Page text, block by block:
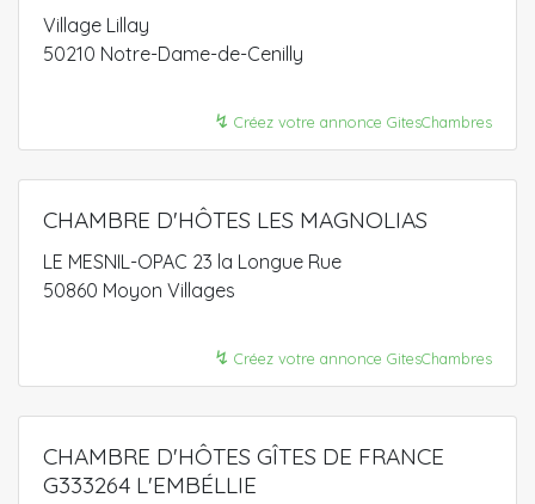
Village Lillay
50210 Notre-Dame-de-Cenilly
↯ Créez votre annonce GitesChambres
CHAMBRE D'HÔTES LES MAGNOLIAS
LE MESNIL-OPAC 23 la Longue Rue
50860 Moyon Villages
↯ Créez votre annonce GitesChambres
CHAMBRE D'HÔTES GÎTES DE FRANCE
G333264 L'EMBÉLLIE